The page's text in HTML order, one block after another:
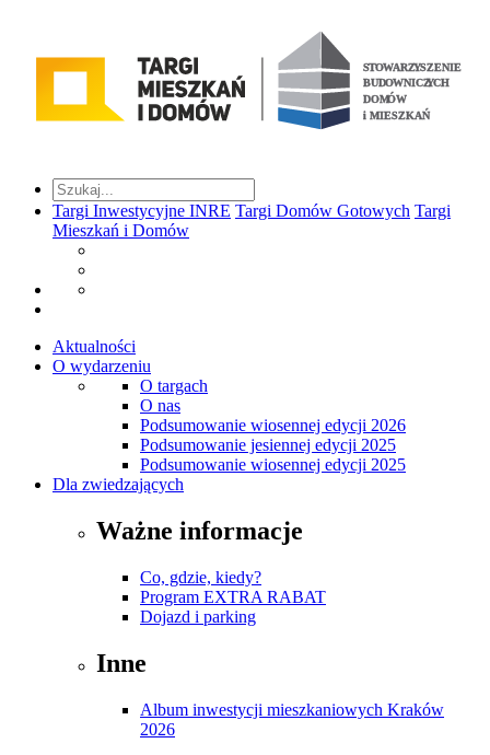
Targi Inwestycyjne INRE Targi Domów Gotowych Targi
Mieszkań i Domów
Aktualności
O wydarzeniu
O targach
O nas
Podsumowanie wiosennej edycji 2026
Podsumowanie jesiennej edycji 2025
Podsumowanie wiosennej edycji 2025
Dla zwiedzających
Ważne informacje
Co, gdzie, kiedy?
Program EXTRA RABAT
Dojazd i parking
Inne
Album inwestycji mieszkaniowych Kraków
2026